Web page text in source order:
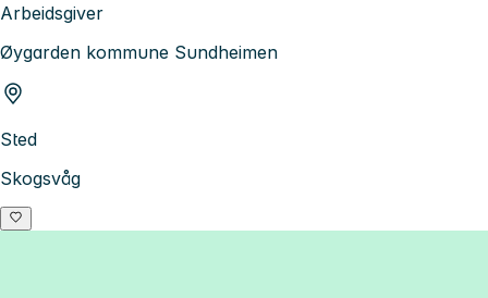
Arbeidsgiver
Øygarden kommune Sundheimen
Sted
Skogsvåg